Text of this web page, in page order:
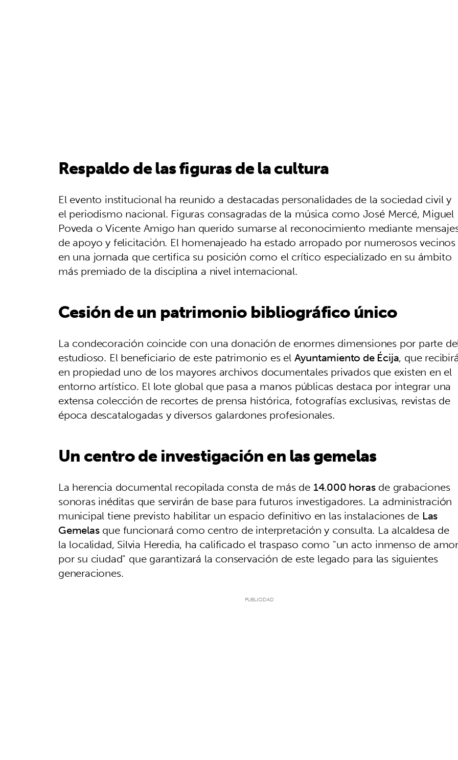
Respaldo de las figuras de la cultura
El evento institucional ha reunido a destacadas personalidades de la sociedad civil y
el periodismo nacional. Figuras consagradas de la música como José Mercé, Miguel
Poveda o Vicente Amigo han querido sumarse al reconocimiento mediante
de apoyo y felicitación. El homenajeado ha estado arropado por numerosos vecinos
en una jornada que certifica su posición como el crítico especializado en su ámbito
más premiado de la disciplina a nivel internacional.
Cesión de un patrimonio bibliográfico único
La condecoración coincide con una donación de enormes dimensiones por parte
estudioso. El beneficiario de este patrimonio es elAyuntamiento de Écija, que
en propiedad uno de los mayores archivos documentales privados que existen en el
entorno artístico. El lote global que pasa a manos públicas destaca por integrar una
extensa colección de recortes de prensa histórica, fotografías exclusivas, revistas de
época descatalogadas y diversos galardones profesionales.
Un centro de investigación en las gemelas
La herencia documental recopilada consta de más de 14.000 horasde grabaciones
sonoras inéditas que servirán de base para futuros investigadores. La administración
municipal tiene previsto habilitar un espacio definitivo en las instalaciones de Las
Gemelasque funcionará como centro de interpretación y consulta. La alcaldesa de
la localidad, Silvia Heredia, ha calificado el traspaso como "un acto inmenso de amor
por su ciudad" que garantizará la conservación de este legado para las siguientes
generaciones.